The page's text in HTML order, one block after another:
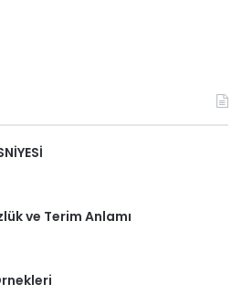
ve Terim Anlamı